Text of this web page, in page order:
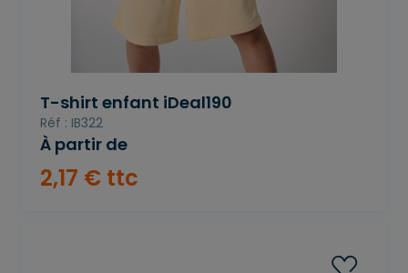
T-shirt enfant iDeal190
Réf : IB322
À partir de
2,17 € ttc